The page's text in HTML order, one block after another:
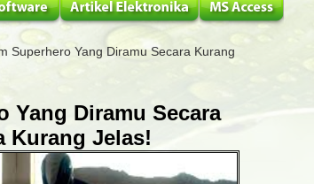
Superhero Yang Diramu Secara Kurang
Yang Diramu Secara
Kurang Jelas!